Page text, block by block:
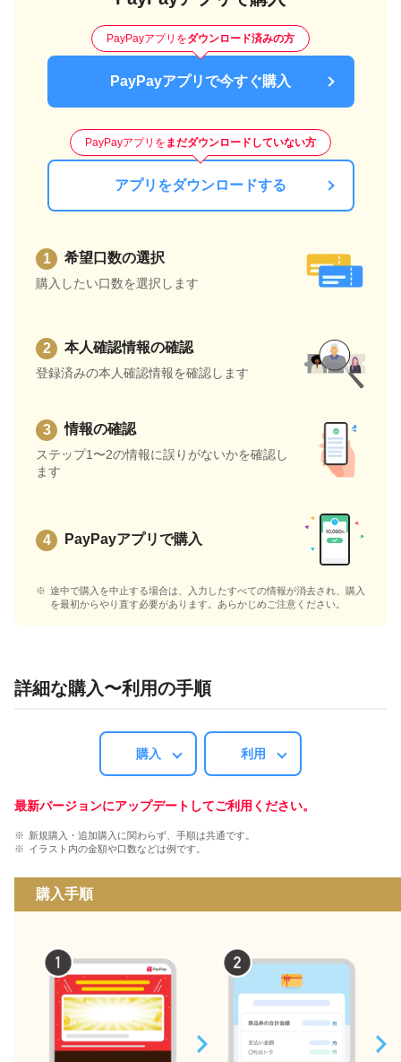
PayPayアプリをダウンロード済みの方
PayPayアプリで今すぐ購入
PayPayアプリを まだダウンロードしていない方
アプリをダウンロードする
希望口数の選択
購入したい口数を選択します
本人確認情報の確認
登録済みの本人確認情報を確認します
情報の確認
ステップ1〜2の情報に誤りがないかを確認し
ます
PayPayアプリで購入
途中で購入を中止する場合は、入力したすべての情報が消去され、購入
を最初からやり直す必要があります。あらかじめご注意ください。
詳細な購入〜利用の手順
購入 利用
最新バージョンにアップデートしてご利用ください。
新規購入・追加購入に関わらず、手順は共通です。
イラスト内の金額や口数などは例です。
購入手順